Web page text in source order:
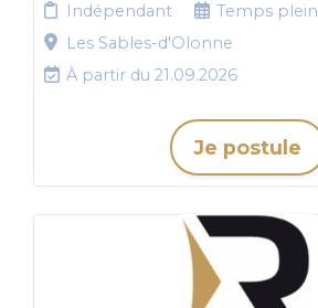
Indépendant
Temps plein
Les Sables-d'Olonne
À partir du 21.09.2026
Je postule